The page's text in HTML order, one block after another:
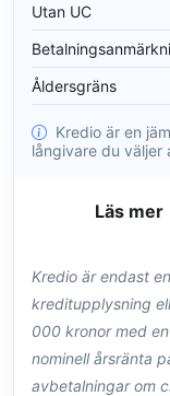
Utan UC
Åldersgräns
Kredio är en
långivare du väljer
Läs mer
Kredio är endast
kreditupplysning
000 kronor med
nominell årsränta
avbetalningar om